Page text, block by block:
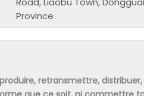
Province
retransmettre,